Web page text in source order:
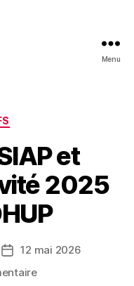
Menu
et
2025
Date12 mai 2026
sur